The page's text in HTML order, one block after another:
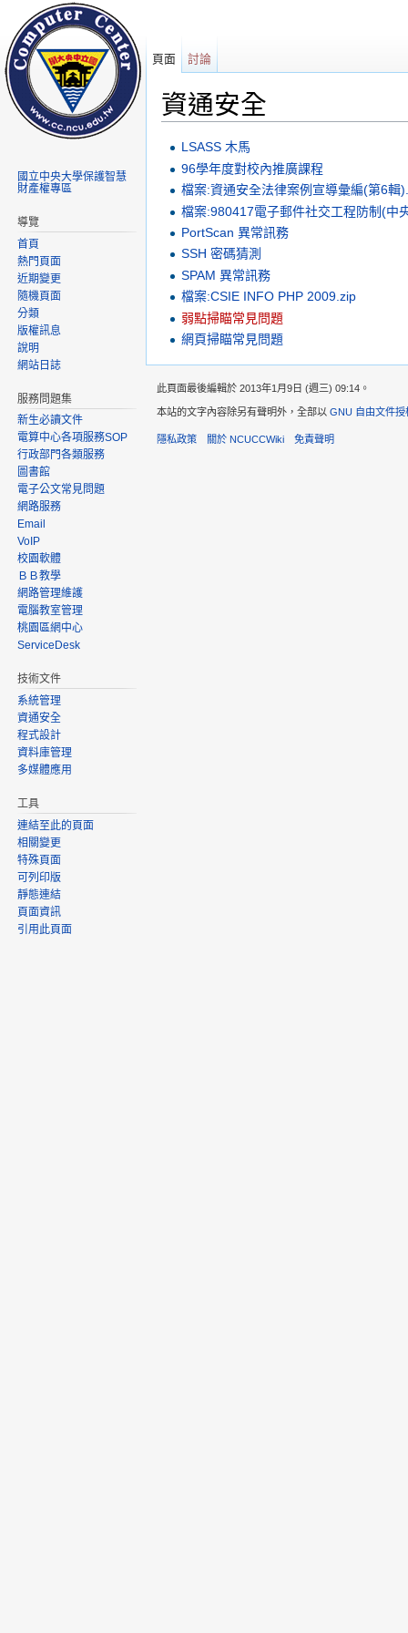
資通安全
LSASS 木馬
96學年度對校內推廣課程
檔案:資通安全法律案例宣導彙編(第6輯
檔案:980417電子郵件社交工程防制(中
PortScan 異常訊務
SSH 密碼猜測
SPAM 異常訊務
檔案:CSIE INFO PHP 2009.zip
弱點掃瞄常見問題
網頁掃瞄常見問題
頁面 討論
國立中央大學保護智慧
財產權專區
導覽
首頁
熱門頁面
近期變更
隨機頁面
分類
版權訊息
說明
網站日誌
服務問題集
新生必讀文件
電算中心各項服務SOP
行政部門各類服務
圖書館
電子公文常見問題
網路服務
Email
VoIP
校園軟體
ＢＢ教學
網路管理維護
電腦教室管理
桃園區網中心
ServiceDesk
技術文件
系統管理
資通安全
程式設計
資料庫管理
多媒體應用
工具
連結至此的頁面
相關變更
特殊頁面
可列印版
靜態連結
頁面資訊
引用此頁面
此頁面最後編輯於 2013年1月9日 (週三) 09:14。
本站的文字內容除另有聲明外，全部以 GNU 自由文件
隱私政策 關於 NCUCCWiki 免責聲明